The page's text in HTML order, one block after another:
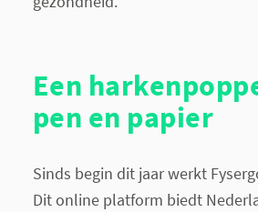
Een
pen en papier
Sinds begin dit jaar werkt
Dit online platform biedt